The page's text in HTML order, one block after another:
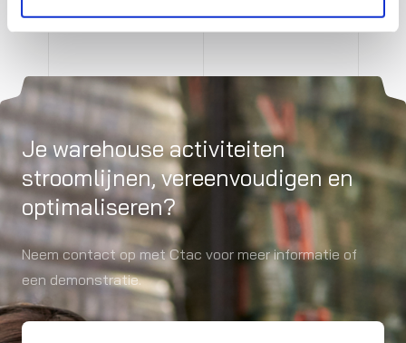
Je warehouse activiteiten
stroomlijnen, vereenvoudigen en
optimaliseren?
Neem contact op met Ctac voor meer informatie of
een demonstratie.